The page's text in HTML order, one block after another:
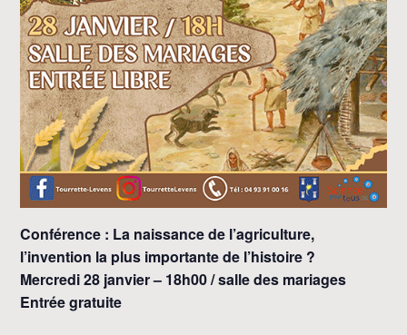
Conférence : La naissance de l’agriculture,
l’invention la plus importante de l’histoire ?
Mercredi 28 janvier – 18h00 / salle des mariages
Entrée gratuite